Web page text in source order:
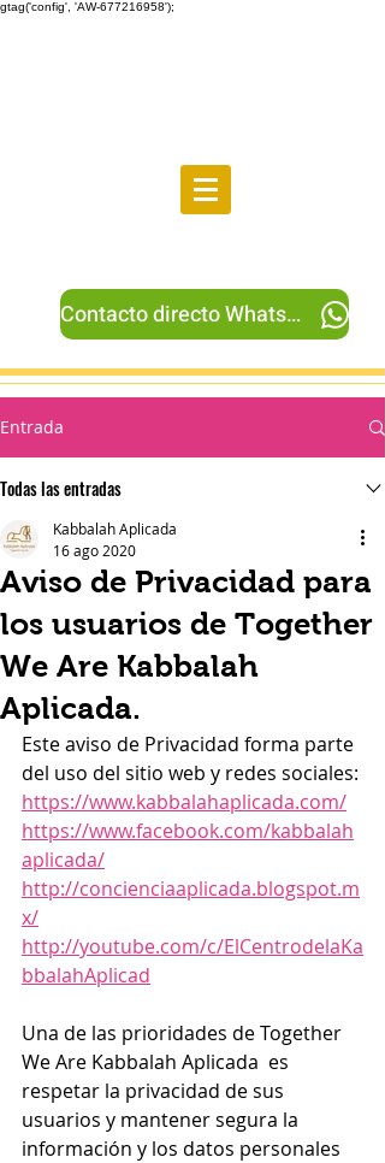
gtag('config', 'AW-677216958');
Contacto directo Whatsapp
Entrada
Todas las entradas
Aviso de Privacidad para
los usuarios de Together
We Are Kabbalah
Aplicada.
Kabbalah Aplicada
16 ago 2020
Este aviso de Privacidad forma parte
del uso del sitio web y redes sociales:
https://www.kabbalahaplicada.com/
https://www.facebook.com/kabbalah
aplicada/
http://concienciaaplicada.blogspot.m
x/
http://youtube.com/c/ElCentrodelaKa
bbalahAplicad
Una de las prioridades de Together
We Are Kabbalah Aplicada
  es
respetar la privacidad de sus
usuarios y mantener segura la
información y los datos personales